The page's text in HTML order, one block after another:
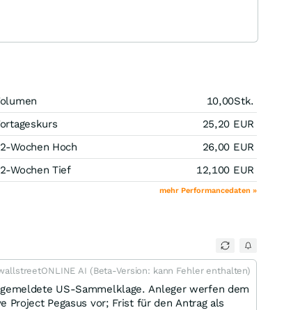
10,00Stk.
25,20 EUR
Wochen Hoch
26,00 EUR
Wochen Tief
12,100 EUR
mehr Performancedaten »
AI (Beta-Version: kann Fehler enthalten)
US-Sammelklage. Anleger werfen dem
Project Pegasus vor; Frist für den Antrag als